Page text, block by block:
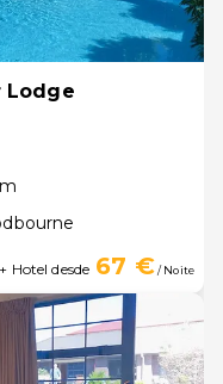
Lodge
Hotel desde 67 €/ Noite